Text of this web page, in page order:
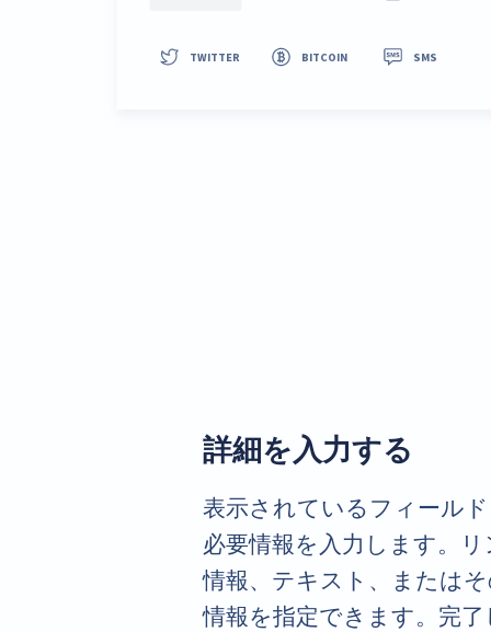
詳細を入力する
表示されているフィール
必要情報を入力します。
情報、テキスト、または
情報を指定できます。完